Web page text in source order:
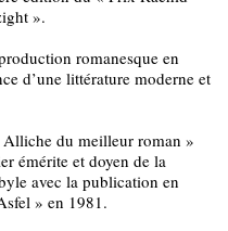
».
romanesque en
d’une littérature moderne et
du meilleur roman »
émérite et doyen de la
avec la publication en
» en 1981.